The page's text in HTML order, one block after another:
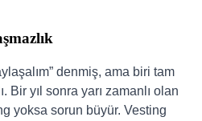
denmiş, ama biri tam
Bir yıl sonra yarı zamanlı olan
yoksa sorun büyür. Vesting